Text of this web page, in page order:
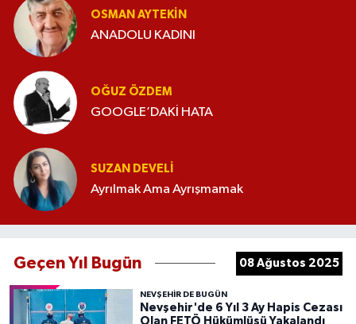
OSMAN AYTEKIN
ANADOLU KADINI
OĞUZ ÖZDEM
GOOGLE’DAKİ HATA
SUZAN DEVELI
Ayrılmak Ama Ayrışmamak
Geçen Yıl Bugün 08 Ağustos 2025
NEVŞEHIR DE BUGÜN
Nevşehir'de 6 Yıl 3 Ay Hapis Cezası
Olan FETÖ Hükümlüsü Yakalandı